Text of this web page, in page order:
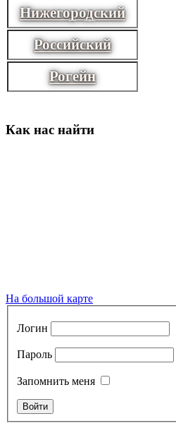
Нижегородский
Российский
Рогейн
Как нас найти
На большой карте
Логин
Пароль
Запомнить меня